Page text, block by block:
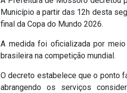
Município a partir das 12h desta
final da Copa do Mundo 2026.
A medida foi oficializada por
brasileira na competição mundial.
O decreto estabelece que o ponto
abrangendo os serviços